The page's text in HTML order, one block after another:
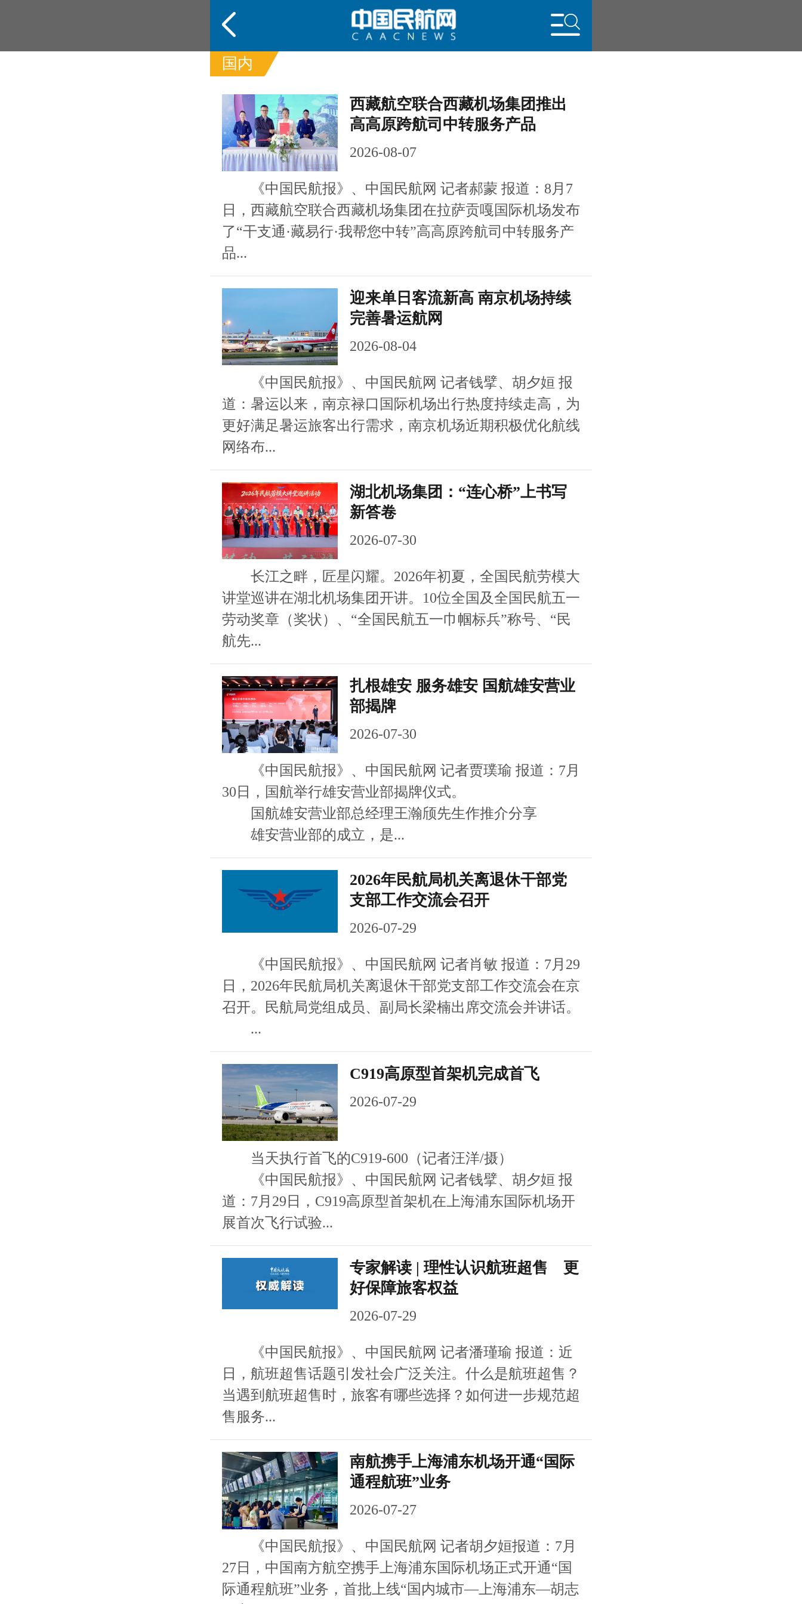
频道
头条 要闻 国内
态
航图
国内
西藏航空联合西藏机场集团推出
高高原跨航司中转服务产品
2026-08-07
《中国民航报》、中国民航网 记者郝蒙 报道：8月7
日，西藏航空联合西藏机场集团在拉萨贡嘎国际机场发布
了“干支通·藏易行·我帮您中转”高高原跨航司中转服务产
品...
迎来单日客流新高 南京机场持续
完善暑运航网
2026-08-04
《中国民航报》、中国民航网 记者钱擘、胡夕姮 报
道：暑运以来，南京禄口国际机场出行热度持续走高，为
更好满足暑运旅客出行需求，南京机场近期积极优化航线
网络布...
湖北机场集团：“连心桥”上书写
新答卷
2026-07-30
长江之畔，匠星闪耀。2026年初夏，全国民航劳模大
讲堂巡讲在湖北机场集团开讲。10位全国及全国民航五一
劳动奖章（奖状）、“全国民航五一巾帼标兵”称号、“民
航先...
扎根雄安 服务雄安 国航雄安营业
部揭牌
2026-07-30
《中国民航报》、中国民航网 记者贾璞瑜 报道：7月
30日，国航举行雄安营业部揭牌仪式。
国航雄安营业部总经理王瀚颀先生作推介分享
雄安营业部的成立，是...
2026年民航局机关离退休干部党
支部工作交流会召开
2026-07-29
《中国民航报》、中国民航网 记者肖敏 报道：7月29
日，2026年民航局机关离退休干部党支部工作交流会在京
召开。民航局党组成员、副局长梁楠出席交流会并讲话。
...
C919高原型首架机完成首飞
2026-07-29
当天执行首飞的C919-600（记者汪洋/摄）
《中国民航报》、中国民航网 记者钱擘、胡夕姮 报
道：7月29日，C919高原型首架机在上海浦东国际机场开
展首次飞行试验...
专家解读 | 理性认识航班超售 更
好保障旅客权益
2026-07-29
《中国民航报》、中国民航网 记者潘瑾瑜 报道：近
日，航班超售话题引发社会广泛关注。什么是航班超售？
当遇到航班超售时，旅客有哪些选择？如何进一步规范超
售服务...
南航携手上海浦东机场开通“国际
通程航班”业务
2026-07-27
《中国民航报》、中国民航网 记者胡夕姮报道：7月
27日，中国南方航空携手上海浦东国际机场正式开通“国
际通程航班”业务，首批上线“国内城市—上海浦东—胡志